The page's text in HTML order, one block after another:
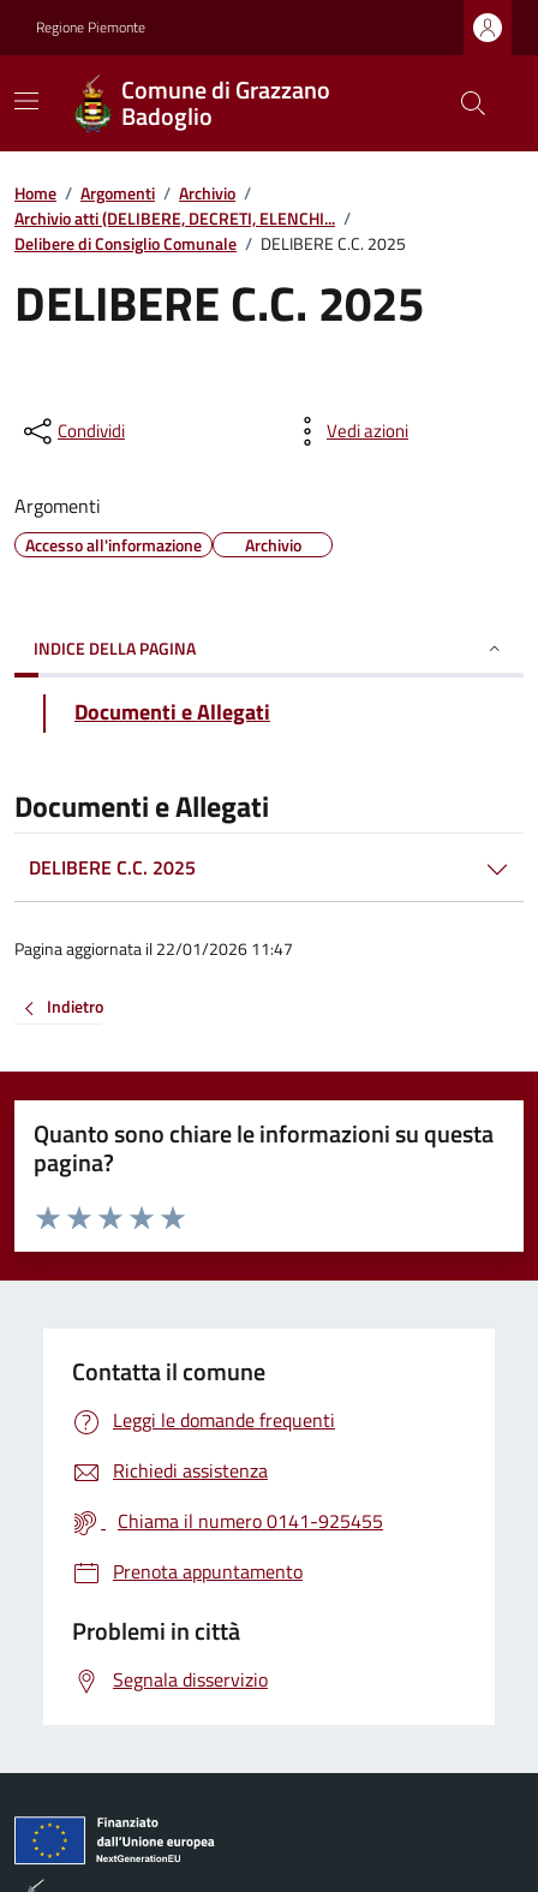
Regione Piemonte
Comune di Grazzano
Badoglio
Home / Argomenti / Archivio /
Archivio atti (DELIBERE, DECRETI, ELENCHI... /
Delibere di Consiglio Comunale / DELIBERE C.C. 2025
DELIBERE C.C. 2025
Condividi Vedi azioni
Argomenti
Accesso all'informazione Archivio
INDICE DELLA PAGINA
Documenti e Allegati
Documenti e Allegati
DELIBERE C.C. 2025
Pagina aggiornata il 22/01/2026 11:47
Indietro
Quanto sono chiare le informazioni su questa
pagina?
Valuta da 1 a 5 stelle la pagina
Valuta 5 stelle su 5
Valuta 4 stelle su 5
Valuta 3 stelle su 5
Valuta 2 stelle su 5
Valuta 1 stelle su 5
Contatta il comune
Leggi le domande frequenti
Richiedi assistenza
Chiama il numero 0141-925455
Prenota appuntamento
Problemi in città
Segnala disservizio